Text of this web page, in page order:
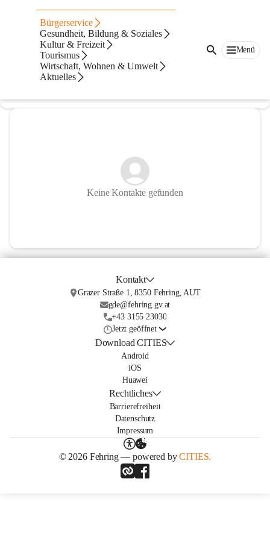
Bürgerservice
Gesundheit, Bildung & Soziales
Kultur & Freizeit
Tourismus
Wirtschaft, Wohnen & Umwelt
Aktuelles
Menü
Freiwillige Feuerwehr Johnsdorf-
Brunn
@freiwillige-feuerwehr-johnsdorf-brunn
Feuerwehr
Keine Kontakte gefunden
Kontakt
Grazer Straße 1, 8350 Fehring, AUT
gde@fehring.gv.at
+43 3155 23030
Jetzt geöffnet
Download CITIES
Android
iOS
Huawei
Rechtliches
Barrierefreiheit
Datenschutz
Impressum
© 2026 Fehring — powered byCITIES.